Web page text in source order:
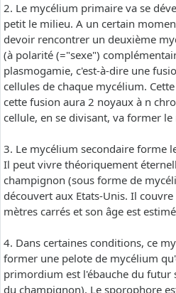
2. Le mycélium primaire va se
petit le milieu. A un certain
devoir rencontrer un deuxième
(à polarité (="sexe")
plasmogamie, c'est-à-dire une
cellules de chaque mycélium.
cette fusion aura 2 noyaux à n
cellule, en se divisant, va former
3. Le mycélium secondaire forme
Il peut vivre théoriquement
champignon (sous forme de
découvert aux Etats-Unis. Il
mètres carrés et son âge est
4. Dans certaines conditions, ce
former une pelote de mycélium
primordium est l'ébauche du
du champignon). Le sporophore